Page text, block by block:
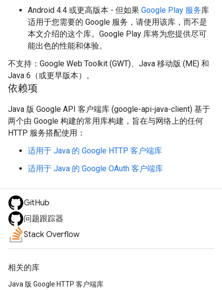
Android 4.4 或更高版本 - 但如果 Google Play 服务库
适用于您需要的 Google 服务，请使用该库，而不是
本文介绍的这个库。Google Play 库将为您提供尽可
能出色的性能和体验。
不支持：Google Web Toolkit (GWT)、Java 移动版 (ME) 和
Java 6（或更早版本）。
依赖项
Java 版 Google API 客户端库 (google-api-java-client) 基于
两个由 Google 构建的常用库构建，旨在与网络上的任何
HTTP 服务搭配使用：
适用于 Java 的 Google HTTP 客户端库
适用于 Java 的 Google OAuth 客户端库
GitHub
问题跟踪器
Stack Overflow
相关的库
Java 版 Google HTTP 客户端库